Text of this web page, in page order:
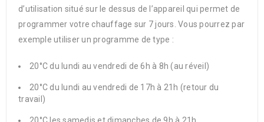
d’utilisation situé sur le dessus de l’appareil qui permet de
programmer votre chauffage sur 7 jours. Vous pourrez par
exemple utiliser un programme de type :
20°C du lundi au vendredi de 6h à 8h (au réveil)
20°C du lundi au vendredi de 17h à 21h (retour du
travail)
20°C les samedis et dimanches de 9h à 21h